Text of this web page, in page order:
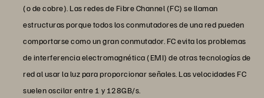
(o de cobre). Las redes de Fibre Channel (FC) se llaman
estructuras porque todos los conmutadores de una red pueden
comportarse como un gran conmutador. FC evita los problemas
de interferencia electromagnética (EMI) de otras tecnologías de
red al usar la luz para proporcionar señales. Las velocidades FC
suelen oscilar entre 1 y 128GB/s.